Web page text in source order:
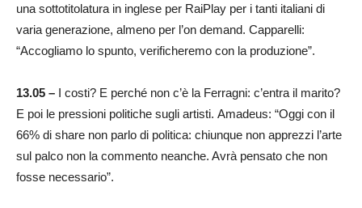
una sottotitolatura in inglese per RaiPlay per i tanti italiani di
varia generazione, almeno per l’on demand. Capparelli:
“Accogliamo lo spunto, verificheremo con la produzione”.
13.05 – I costi? E perché non c’è la Ferragni: c’entra il marito?
E poi le pressioni politiche sugli artisti. Amadeus: “Oggi con il
66% di share non parlo di politica: chiunque non apprezzi l’arte
sul palco non la commento neanche. Avrà pensato che non
fosse necessario”.